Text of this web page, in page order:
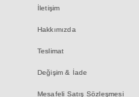
İletişim
Hakkımızda
Teslimat
Değişim & İade
Mesafeli Satış Sözleşmesi